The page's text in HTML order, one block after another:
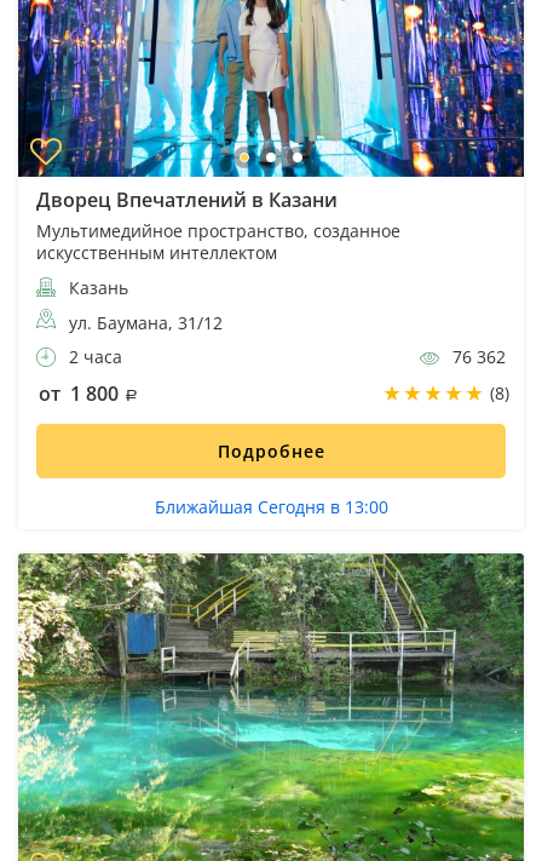
Дворец Впечатлений в Казани
Мультимедийное пространство, созданное
искусственным интеллектом
Казань
ул. Баумана, 31/12
2 часа
76 362
от 1 800 (8)
Подробнее
Ближайшая Сегодня в 13:00